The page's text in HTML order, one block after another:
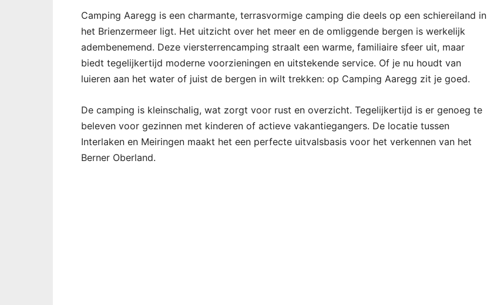
Camping Aaregg is een charmante, terrasvormige camping die deels op een schiereiland in
het Brienzermeer ligt. Het uitzicht over het meer en de omliggende bergen is werkelijk
adembenemend. Deze viersterrencamping straalt een warme, familiaire sfeer uit, maar
biedt tegelijkertijd moderne voorzieningen en uitstekende service. Of je nu houdt van
luieren aan het water of juist de bergen in wilt trekken: op Camping Aaregg zit je goed.
De camping is kleinschalig, wat zorgt voor rust en overzicht. Tegelijkertijd is er genoeg te
beleven voor gezinnen met kinderen of actieve vakantiegangers. De locatie tussen
Interlaken en Meiringen maakt het een perfecte uitvalsbasis voor het verkennen van het
Berner Oberland.